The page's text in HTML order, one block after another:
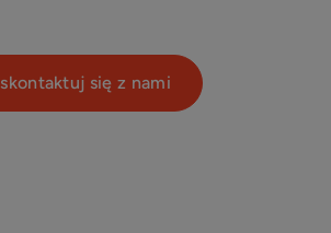
skontaktuj się z nami